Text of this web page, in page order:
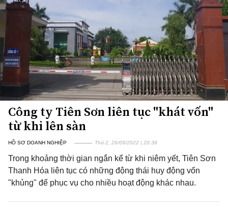
Công ty Tiên Sơn liên tục "khát vốn"
từ khi lên sàn
HỒ SƠ DOANH NGHIỆP Thứ 2, 26/09/2022 | 20:38
Trong khoảng thời gian ngắn kể từ khi niêm yết, Tiên Sơn
Thanh Hóa liên tục có những động thái huy động vốn
"khủng" để phục vụ cho nhiều hoạt động khác nhau.